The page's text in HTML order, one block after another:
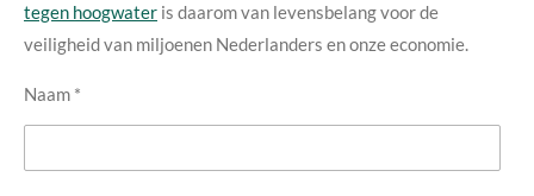
tegen hoogwater is daarom van levensbelang voor de
veiligheid van miljoenen Nederlanders en onze economie.
Naam *